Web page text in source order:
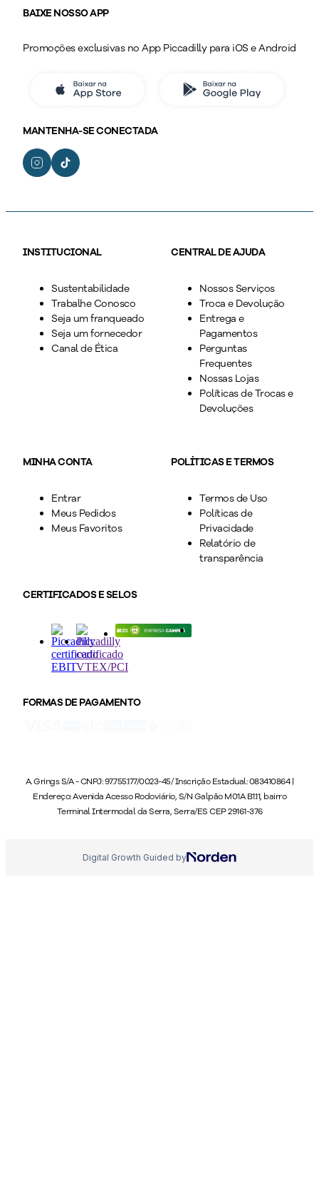
BAIXE NOSSO APP
Promoções exclusivas no App Piccadilly para iOS e Android
MANTENHA-SE CONECTADA
INSTITUCIONAL
Sustentabilidade
Trabalhe Conosco
Seja um franqueado
Seja um fornecedor
Canal de Ética
CENTRAL DE AJUDA
Nossos Serviços
Troca e Devolução
Entrega e
Pagamentos
Perguntas
Frequentes
Nossas Lojas
Políticas de Trocas e
Devoluções
MINHA CONTA
Entrar
Meus Pedidos
Meus Favoritos
POLÍTICAS E TERMOS
Termos de Uso
Políticas de
Privacidade
Relatório de
transparência
CERTIFICADOS E SELOS
FORMAS DE PAGAMENTO
A. Grings S/A - CNPJ: 97.755.177/0023-45/ Inscrição Estadual: 083410864 |
Endereço: Avenida Acesso Rodoviário, S/N Galpão M01A B1.11, bairro
Terminal Intermodal da Serra, Serra/ES CEP 29161-376
Digital Growth Guided by